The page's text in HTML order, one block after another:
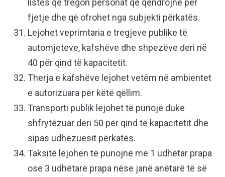
listës që tregon personat që qëndrojnë për
fjetje dhe që ofrohet nga subjekti përkatës.
Lejohet veprimtaria e tregjeve publike të
automjeteve, kafshëve dhe shpezëve deri në
40 për qind të kapacitetit.
Therja e kafshëve lejohet vetëm në ambientet
e autorizuara për këtë qëllim.
Transporti publik lejohet të punojë duke
shfrytëzuar deri 50 për qind të kapacitetit dhe
sipas udhëzuesit përkatës.
Taksitë lejohen të punojnë me 1 udhëtar prapa
ose 3 udhëtarë prapa nëse janë anëtarë të së